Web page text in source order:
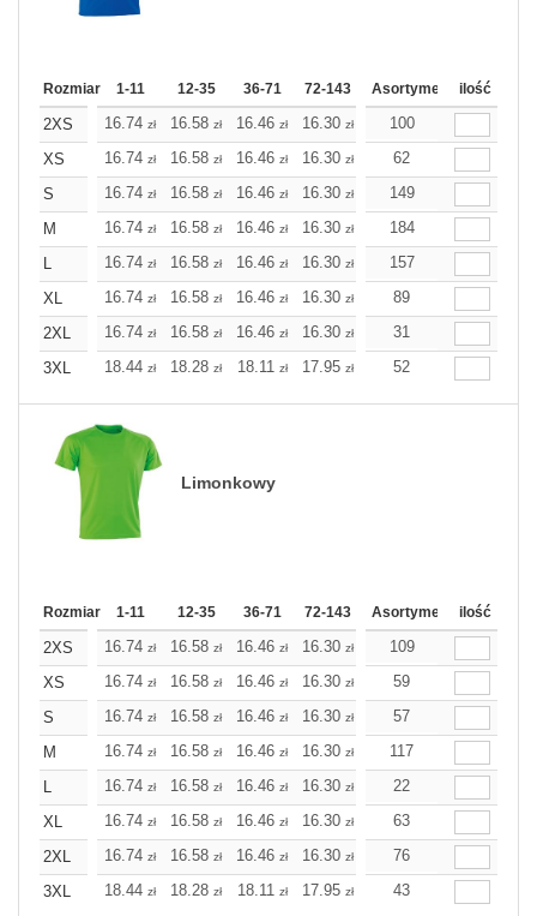
Rozmiar 1-11 12-35 36-71 72-143 144-287 288 Dodaj
Asortyment ilość
2XS 16.74 zł 16.58 zł 16.46 zł 16.30 zł 16.14zł
100
XS
16.74 zł 16.58 zł 16.46 zł 16.30 zł 16.14
62
S
16.74 zł 16.58 zł 16.46 zł 16.30 zł 16.14zł
149
M
16.74 zł 16.58 zł 16.46 zł 16.30 zł 16.14zł
184
L
16.74 zł 16.58 zł 16.46 zł 16.30 zł 16.14zł
157
XL
16.74 zł 16.58 zł 16.46 zł 16.30 zł 16.14
89
2XL
16.74 zł 16.58 zł 16.46 zł 16.30 zł 16.14
31
3XL
18.44 zł 18.28 zł 18.11 zł 17.95 zł 17.79
52
Limonkowy
Rozmiar 1-11 12-35 36-71 72-143 144-287 288 Dodaj
Asortyment ilość
2XS 16.74 zł 16.58 zł 16.46 zł 16.30 zł 16.14zł
109
XS
16.74 zł 16.58 zł 16.46 zł 16.30 zł 16.14
59
S
16.74 zł 16.58 zł 16.46 zł 16.30 zł 16.14
57
M
16.74 zł 16.58 zł 16.46 zł 16.30 zł 16.14zł
117
L
16.74 zł 16.58 zł 16.46 zł 16.30 zł 16.14
22
XL
16.74 zł 16.58 zł 16.46 zł 16.30 zł 16.14
63
2XL
16.74 zł 16.58 zł 16.46 zł 16.30 zł 16.14
76
3XL
18.44 zł 18.28 zł 18.11 zł 17.95 zł 17.79
43